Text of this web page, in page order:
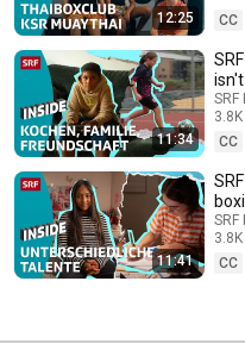
12:25
CC
11:34
SRF
CC
11:41
SRF
CC